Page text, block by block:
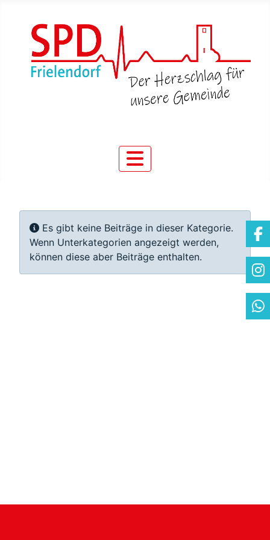
Information
Es gibt keine Beiträge in dieser Kategorie.
Wenn Unterkategorien angezeigt werden,
können diese aber Beiträge enthalten.